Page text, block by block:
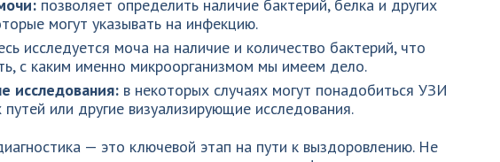
позволяет определить наличие бактерий, белка и других
могут указывать на инфекцию.
исследуется моча на наличие и количество бактерий, что
с каким именно микроорганизмом мы имеем дело.
исследования: в некоторых случаях могут понадобиться УЗИ
или другие визуализирующие исследования.
— это ключевой этап на пути к выздоровлению. Не